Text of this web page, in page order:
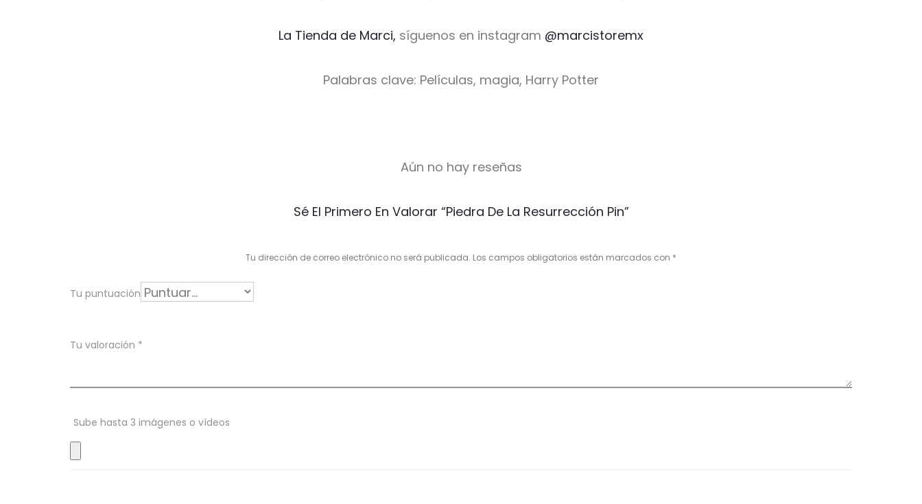
La Tienda de Marci, síguenos en instagram @marcistoremx
Palabras clave: Películas, magia, Harry Potter
r
c
n
e
Aún no hay reseñas
Sé El Primero En Valorar “Piedra De La Resurrección Pin”
Tu dirección de correo electrónico no será publicada. Los campos obligatorios están marcados con *
Tu puntuación
Tu valoración *
Sube hasta 3 imágenes o vídeos